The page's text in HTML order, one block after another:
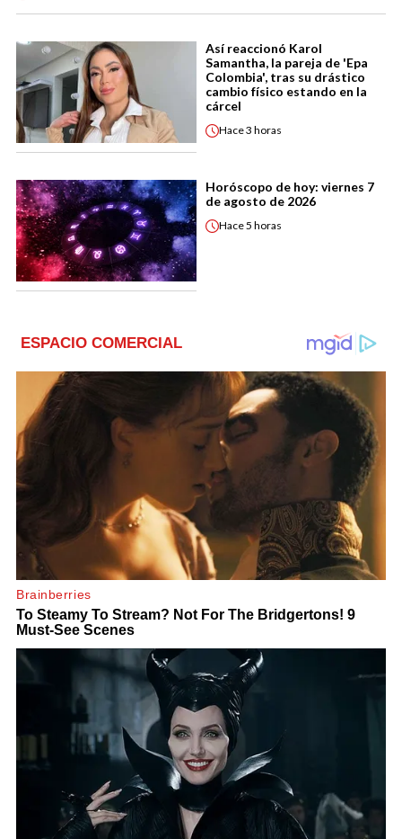
Así reaccionó Karol
Samantha, la pareja de 'Epa
Colombia', tras su drástico
cambio físico estando en la
cárcel
Hace3 horas
Horóscopo de hoy: viernes 7
de agosto de 2026
Hace5 horas